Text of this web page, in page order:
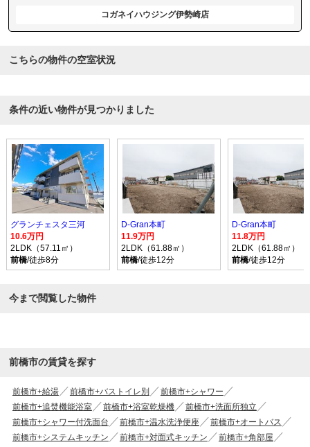
コガネイハウジング伊勢崎店
こちらの物件の空室状況
条件の近い物件が見つかりました
グランチェスタ三河
10.6万円
2LDK（57.11㎡）
前橋/徒歩8分
D-Gran本町
11.9万円
2LDK（61.88㎡）
前橋/徒歩12分
D-Gran本町
11.8万円
2LDK（61.88㎡）
前橋/徒歩12分
今まで閲覧した物件
前橋市の賃貸を探す
前橋市+給湯 前橋市+バストイレ別
前橋市+シャワー
前橋市+追焚機能浴室
前橋市+浴室乾燥機
前橋市+洗面所独立
前橋市+シャワー付洗面台
前橋市+温水洗浄便座
前橋市+オートバス
前橋市+システムキッチン
前橋市+対面式キッチン
前橋市+角部屋